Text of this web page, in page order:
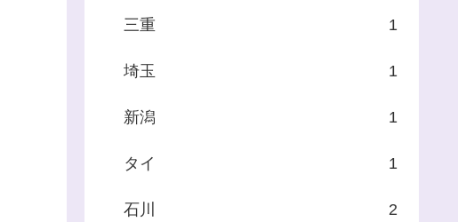
三重 1
埼玉 1
新潟 1
タイ 1
石川 2